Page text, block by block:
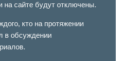
на сайте будут отключены.
кто на протяжении
в обсуждении